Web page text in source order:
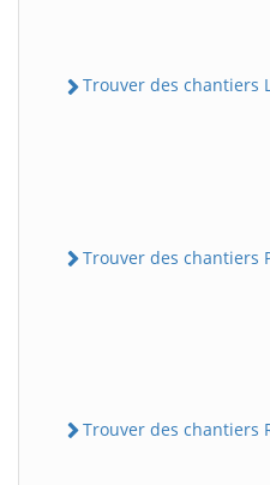
Trouver des chantiers
Trouver des chantiers
Trouver des chantiers